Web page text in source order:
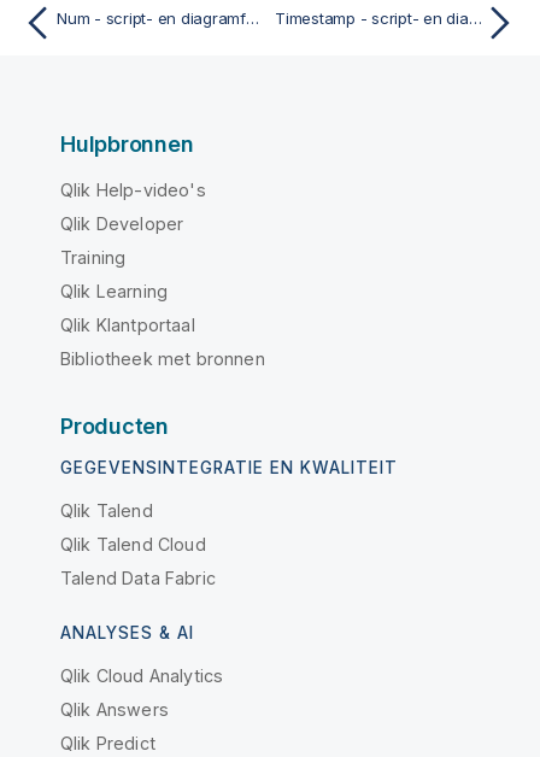
Num - script- en diagramfunctie Timestamp - script- en diagramfunctie
Hulpbronnen
Qlik Help-video's
Qlik Developer
Training
Qlik Learning
Qlik Klantportaal
Bibliotheek met bronnen
Producten
GEGEVENSINTEGRATIE EN KWALITEIT
Qlik Talend
Qlik Talend Cloud
Talend Data Fabric
ANALYSES & AI
Qlik Cloud Analytics
Qlik Answers
Qlik Predict